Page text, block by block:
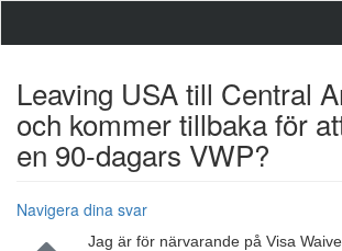
Leaving USA till Central
och kommer tillbaka för
en 90-dagars VWP?
Navigera dina svar
Jag är för närvarande på Visa